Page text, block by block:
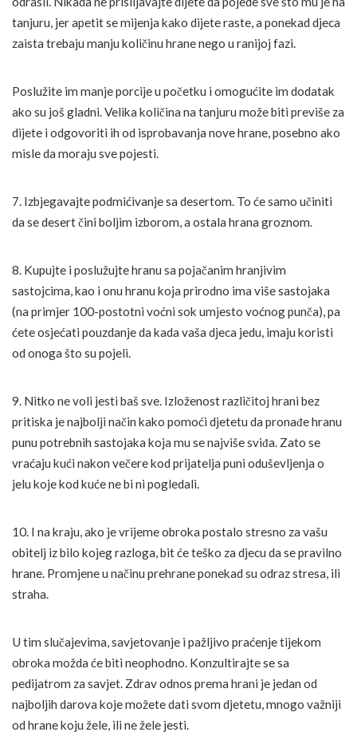
tanjuru, jer apetit se mijenja kako dijete raste, a ponekad djeca
zaista trebaju manju količinu hrane nego u ranijoj fazi.
Poslužite im manje porcije u početku i omogućite im dodatak
ako su još gladni. Velika količina na tanjuru može biti previše za
dijete i odgovoriti ih od isprobavanja nove hrane, posebno ako
misle da moraju sve pojesti.
7. Izbjegavajte podmićivanje sa desertom. To će samo učiniti
da se desert čini boljim izborom, a ostala hrana groznom.
8. Kupujte i poslužujte hranu sa pojačanim hranjivim
sastojcima, kao i onu hranu koja prirodno ima više sastojaka
(na primjer 100-postotni voćni sok umjesto voćnog punča), pa
ćete osjećati pouzdanje da kada vaša djeca jedu, imaju koristi
od onoga što su pojeli.
9. Nitko ne voli jesti baš sve. Izloženost različitoj hrani bez
pritiska je najbolji način kako pomoći djetetu da pronađe hranu
punu potrebnih sastojaka koja mu se najviše sviđa. Zato se
vraćaju kući nakon večere kod prijatelja puni oduševljenja o
jelu koje kod kuće ne bi ni pogledali.
10. I na kraju, ako je vrijeme obroka postalo stresno za vašu
obitelj iz bilo kojeg razloga, bit će teško za djecu da se pravilno
hrane. Promjene u načinu prehrane ponekad su odraz stresa, ili
straha.
U tim slučajevima, savjetovanje i pažljivo praćenje tijekom
obroka možda će biti neophodno. Konzultirajte se sa
pedijatrom za savjet. Zdrav odnos prema hrani je jedan od
najboljih darova koje možete dati svom djetetu, mnogo važniji
od hrane koju žele, ili ne žele jesti.